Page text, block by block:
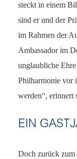
steckt in einem
sind er und der
im Rahmen der
Ambassador im
unglaubliche
Philharmonie vor
werden“, erinnert
EIN
Doch zurück zum